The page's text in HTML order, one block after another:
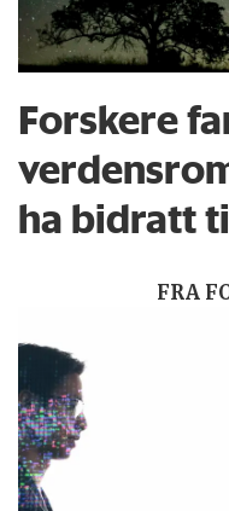
Forskere
ha bidratt
FRA